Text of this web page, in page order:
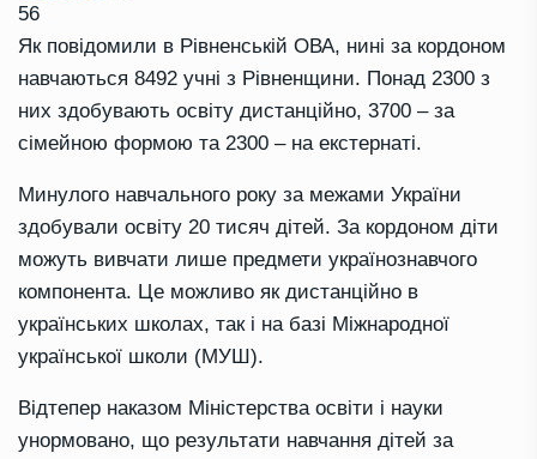
56
Як повідомили в Рівненській ОВА, нині за кордоном
навчаються 8492 учні з Рівненщини. Понад 2300 з
них здобувають освіту дистанційно, 3700 – за
сімейною формою та 2300 – на екстернаті.
Минулого навчального року за межами України
здобували освіту 20 тисяч дітей. За кордоном діти
можуть вивчати лише предмети українознавчого
компонента. Це можливо як дистанційно в
українських школах, так і на базі Міжнародної
української школи (МУШ).
Відтепер наказом Міністерства освіти і науки
унормовано, що результати навчання дітей за